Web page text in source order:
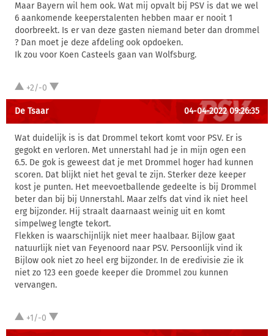
Maar Bayern wil hem ook. Wat mij opvalt bij PSV is dat we wel
6 aankomende keeperstalenten hebben maar er nooit 1
doorbreekt. Is er van deze gasten niemand beter dan drommel
? Dan moet je deze afdeling ook opdoeken.
Ik zou voor Koen Casteels gaan van Wolfsburg.
+2/-0
De Tsaar 04-04-2022 09:26:35
Wat duidelijk is is dat Drommel tekort komt voor PSV. Er is
gegokt en verloren. Met unnerstahl had je in mijn ogen een
6.5. De gok is geweest dat je met Drommel hoger had kunnen
scoren. Dat blijkt niet het geval te zijn. Sterker deze keeper
kost je punten. Het meevoetballende gedeelte is bij Drommel
beter dan bij bij Unnerstahl. Maar zelfs dat vind ik niet heel
erg bijzonder. Hij straalt daarnaast weinig uit en komt
simpelweg lengte tekort.
Flekken is waarschijnlijk niet meer haalbaar. Bijlow gaat
natuurlijk niet van Feyenoord naar PSV. Persoonlijk vind ik
Bijlow ook niet zo heel erg bijzonder. In de eredivisie zie ik
niet zo 123 een goede keeper die Drommel zou kunnen
vervangen.
+1/-0